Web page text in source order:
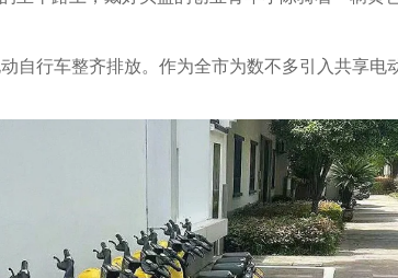
自行车整齐排放。作为全市为数不多引入共享电